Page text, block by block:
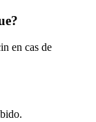
en cas de